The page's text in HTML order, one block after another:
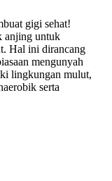
gigi sehat!
anjing untuk
Hal ini dirancang
mengunyah
lingkungan mulut,
serta